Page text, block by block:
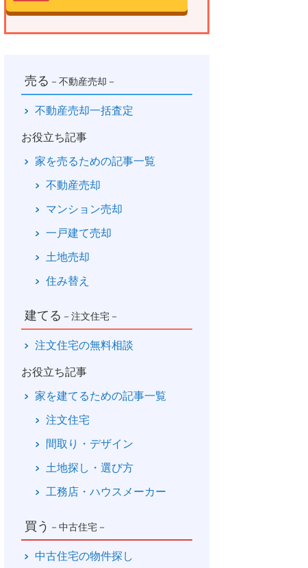
売る －不動産売却－
不動産売却一括査定
お役立ち記事
家を売るための記事一覧
不動産売却
マンション売却
一戸建て売却
土地売却
住み替え
建てる －注文住宅－
注文住宅の無料相談
お役立ち記事
家を建てるための記事一覧
注文住宅
間取り・デザイン
土地探し・選び方
工務店・ハウスメーカー
買う －中古住宅－
中古住宅の物件探し